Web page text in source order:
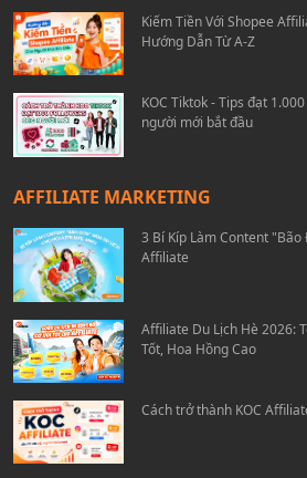
Kiếm Tiền Với Shopee
Hướng Dẫn Từ A-Z
KOC Tiktok - Tips đạt
người mới bắt đầu
AFFILIATE MARKETING
3 Bí Kíp Làm Content
Affiliate
Affiliate Du Lịch Hè 2026:
Tốt, Hoa Hồng Cao
Cách trở thành KOC